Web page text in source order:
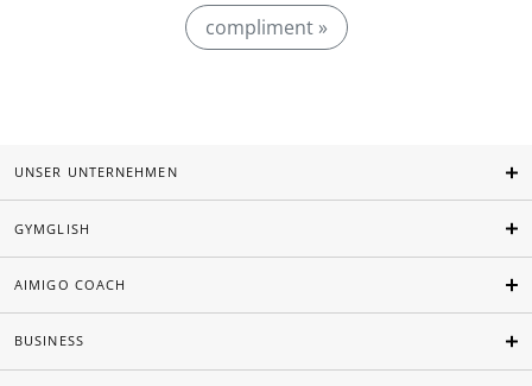
compliment »
UNSER UNTERNEHMEN
GYMGLISH
AIMIGO COACH
BUSINESS